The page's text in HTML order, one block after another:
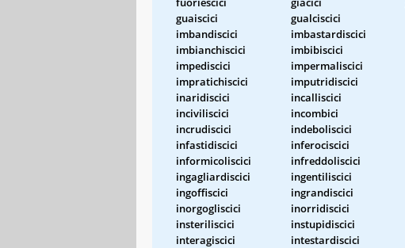
guaiscici
gualciscici
imbandiscici
imbastardiscici
imbianchiscici
imbibiscici
impediscici
impermaliscici
impratichiscici
imputridiscici
inaridiscici
incalliscici
inciviliscici
incombici
incrudiscici
indeboliscici
infastidiscici
inferociscici
informicoliscici
infreddoliscici
ingagliardiscici
ingentiliscici
ingoffiscici
ingrandiscici
inorgogliscici
inorridiscici
insteriliscici
instupidiscici
interagiscici
intestardiscici